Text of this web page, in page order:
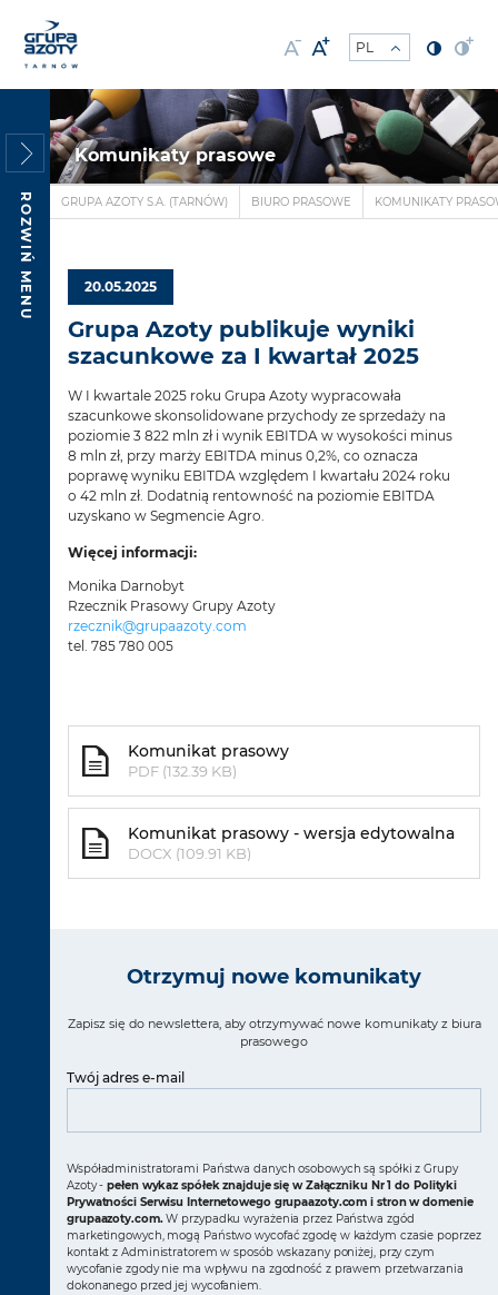
ROZWIŃ MENU
Komunikaty prasowe
GRUPA AZOTY S.A. (TARNÓW) BIURO PRASOWE KOMUNIKATY
20.05.2025
Grupa Azoty publikuje wyniki
szacunkowe za I kwartał 2025
W I kwartale 2025 roku Grupa Azoty wypracowała
szacunkowe skonsolidowane przychody ze sprzedaży na
poziomie 3 822 mln zł i wynik EBITDA w wysokości minus
8 mln zł, przy marży EBITDA minus 0,2%, co oznacza
poprawę wyniku EBITDA względem I kwartału 2024 roku
o 42 mln zł. Dodatnią rentowność na poziomie EBITDA
uzyskano w Segmencie Agro.
Więcej informacji:
Monika Darnobyt
Rzecznik Prasowy Grupy Azoty
rzecznik@grupaazoty.com
tel. 785 780 005
Komunikat prasowy
PDF (132.39 KB)
Komunikat prasowy - wersja edytowalna
DOCX (109.91 KB)
Otrzymuj nowe komunikaty
Zapisz się do newslettera, aby otrzymywać nowe komunikaty z biura
prasowego
Twój adres e-mail
Współadministratorami Państwa danych osobowych są spółki z Grupy
Azoty -pełen wykaz spółek znajduje się w Załączniku Nr 1 do Polityki
Prywatności Serwisu Internetowego grupaazoty.com i stron w domenie
grupaazoty.com.W przypadku wyrażenia przez Państwa zgód
marketingowych, mogą Państwo wycofać zgodę w każdym czasie poprzez
kontakt z Administratorem w sposób wskazany poniżej, przy czym
wycofanie zgody nie ma wpływu na zgodność z prawem przetwarzania
dokonanego przed jej wycofaniem.